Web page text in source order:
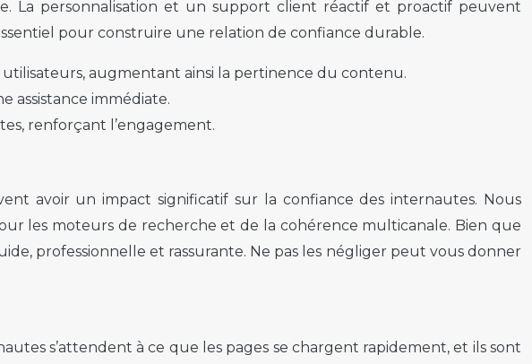
La personnalisation et un support client réactif et proactif peuvent
pour construire une relation de confiance durable.
utilisateurs, augmentant ainsi la pertinence du contenu.
assistance immédiate.
renforçant l’engagement.
avoir un impact significatif sur la confiance des internautes. Nous
les moteurs de recherche et de la cohérence multicanale. Bien que
professionnelle et rassurante. Ne pas les négliger peut vous donner
s’attendent à ce que les pages se chargent rapidement, et ils sont